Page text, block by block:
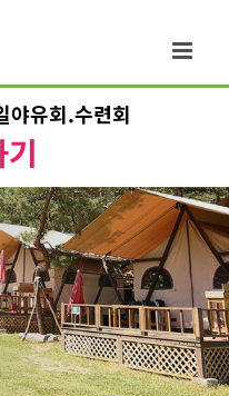
야유회.수련회